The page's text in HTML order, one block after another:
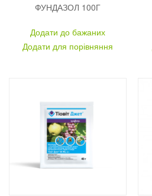
ФУНДАЗОЛ 100Г
Додати до бажаних
Додати для порівняння